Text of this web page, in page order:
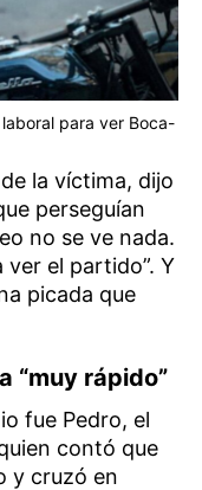
para ver Boca-
la víctima, dijo
perseguían
no se ve nada.
ver el partido”. Y
picada que
“muy rápido”
fue Pedro, el
contó que
y cruzó en